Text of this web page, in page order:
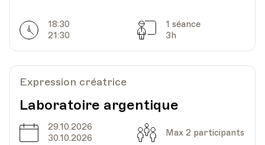
Horarires
18:30
21:30
Séances
1 séance
3h
Expression créatrice
Laboratoire argentique
Date
29.10.2026
30.10.2026
Capacité
Max 2 participants